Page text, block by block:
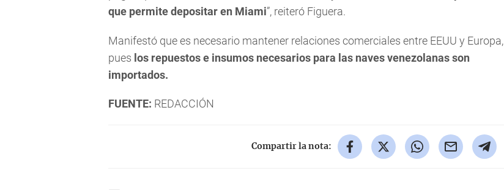
que permite depositar en Miami”, reiteró Figuera.
Manifestó que es necesario mantener relaciones comerciales entre EEUU y Europa,
pues los repuestos e insumos necesarios para las naves venezolanas son
importados.
FUENTE: REDACCIÓN
Compartir la nota: